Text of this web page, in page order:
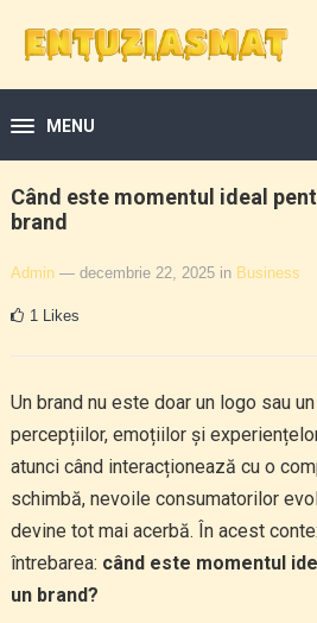
MENU
Când este momentul ideal
brand
Admin — decembrie 22, 2025 in Business
1 Likes
Un brand nu este doar un logo sau
percepțiilor, emoțiilor și
atunci când interacționează cu o
schimbă, nevoile consumatorilor
devine tot mai acerbă. În acest
întrebarea: când este momentul
un brand?